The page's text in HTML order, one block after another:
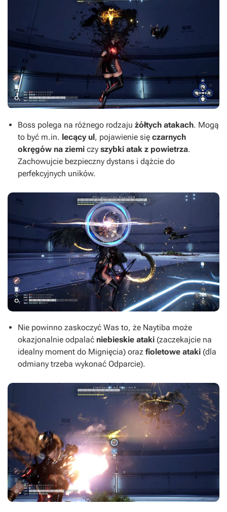
Boss polega na różnego rodzaju żółtych atakach. Mogą
to być m.in. lecący ul, pojawienie się czarnych
okręgów na ziemi czy szybki atak z powietrza.
Zachowujcie bezpieczny dystans i dążcie do
perfekcyjnych uników.
Nie powinno zaskoczyć Was to, że Naytiba może
okazjonalnie odpalać niebieskie ataki (zaczekajcie na
idealny moment do Mignięcia) oraz fioletowe ataki (dla
odmiany trzeba wykonać Odparcie).